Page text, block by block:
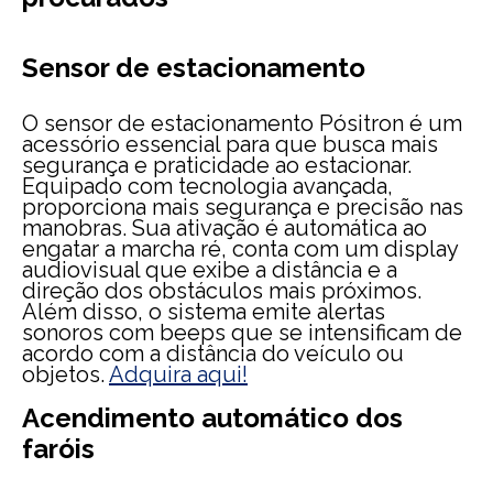
Sensor de estacionamento
O sensor de estacionamento Pósitron é um
acessório essencial para que busca mais
segurança e praticidade ao estacionar.
Equipado com tecnologia avançada,
proporciona mais segurança e precisão nas
manobras. Sua ativação é automática ao
engatar a marcha ré, conta com um display
audiovisual que exibe a distância e a
direção dos obstáculos mais próximos.
Além disso, o sistema emite alertas
sonoros com beeps que se intensificam de
acordo com a distância do veículo ou
objetos.Adquira aqui!
Acendimento automático dos
faróis